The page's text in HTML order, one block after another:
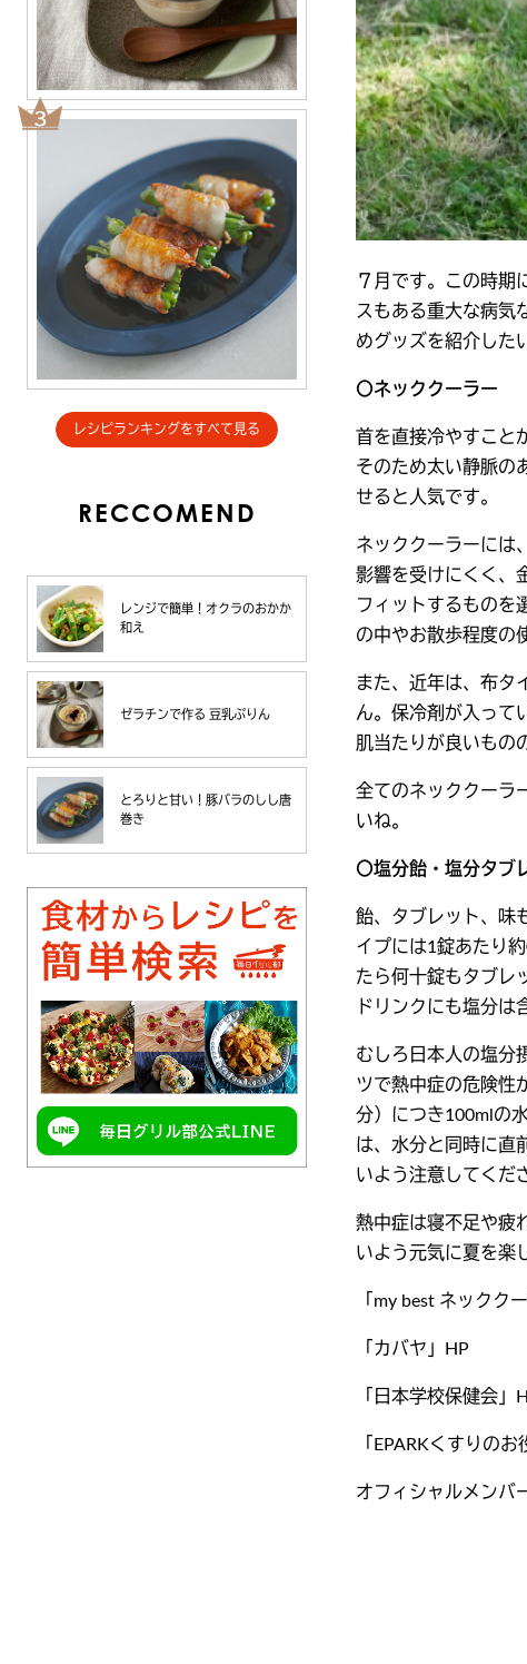
レシピランキングをすべて見る
RECCOMEND
レンジで簡単！オクラのおかか
和え
ゼラチンで作る 豆乳ぷりん
とろりと甘い！豚バラのしし唐
巻き
７月です。この時期
スもある重大な病気
めグッズを紹介した
〇ネッククーラー
首を直接冷やすこと
そのため太い静脈の
せると人気です。
ネッククーラーには
影響を受けにくく、
フィットするものを
の中やお散歩程度の
また、近年は、布タ
ん。保冷剤が入って
肌当たりが良いもの
全てのネッククーラ
いね。
〇塩分飴・塩分タブ
飴、タブレット、味
イプには1錠あたり
たら何十錠もタブレ
ドリンクにも塩分は
むしろ日本人の塩分
ツで熱中症の危険性
分）につき100mlの
は、水分と同時に直
いよう注意してくだ
熱中症は寝不足や疲
いよう元気に夏を楽
「my best ネックク
「カバヤ」HP
「日本学校保健会」
「EPARKくすりのお
オフィシャルメンバ